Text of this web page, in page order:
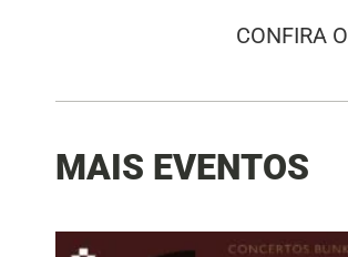
CONFIRA O
MAIS EVENTOS